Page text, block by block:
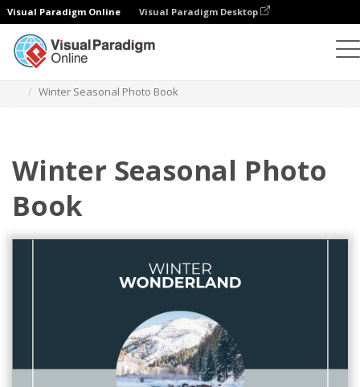
Visual Paradigm Online Visual Paradigm Desktop
Winter Seasonal Photo Book
Winter Seasonal Photo
Book